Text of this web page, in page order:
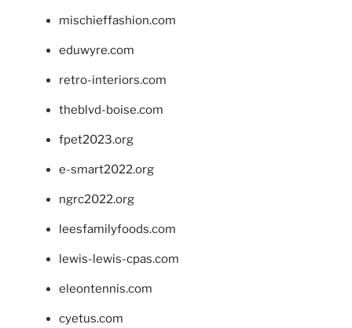
mischieffashion.com
eduwyre.com
retro-interiors.com
theblvd-boise.com
fpet2023.org
e-smart2022.org
ngrc2022.org
leesfamilyfoods.com
lewis-lewis-cpas.com
eleontennis.com
cyetus.com